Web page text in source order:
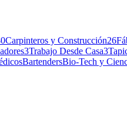
Carpinteros y Construcción26
3Trabajo Desde Casa3
BartendersBio-Tech y